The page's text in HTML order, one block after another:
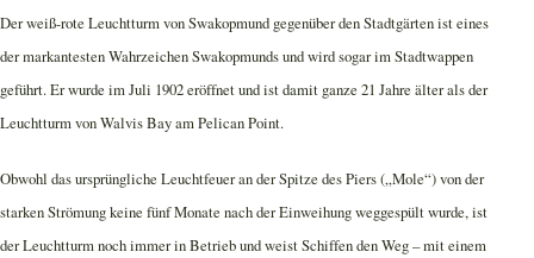
Der weiß-rote Leuchtturm von Swakopmund gegenüber den Stadtgärten ist eines
der markantesten Wahrzeichen Swakopmunds und wird sogar im Stadtwappen
geführt. Er wurde im Juli 1902 eröffnet und ist damit ganze 21 Jahre älter als der
Leuchtturm von Walvis Bay am Pelican Point.
Obwohl das ursprüngliche Leuchtfeuer an der Spitze des Piers („Mole“) von der
starken Strömung keine fünf Monate nach der Einweihung weggespült wurde, ist
der Leuchtturm noch immer in Betrieb und weist Schiffen den Weg – mit einem